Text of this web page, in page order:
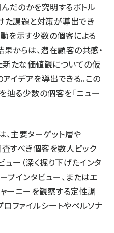
だのかを究明するボトル
た課題と対策が導出でき
を示す少数の個客による
からは、潜在顧客の共感・
たな価値観についての仮
イデアを導出できる。この
辿る少数の個客を「ニュー
、主要ターゲット層や
すべき個客を数人ピック
ュー（深く掘り下げたインタ
プインタビュー、またはエ
ーニーを観察する定性調
ロファイルシートやペルソナ